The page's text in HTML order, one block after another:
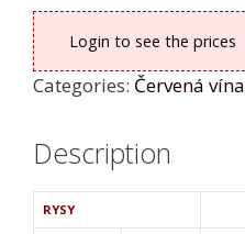
Login to see the prices
Categories: Červená vína
Description
RYSY